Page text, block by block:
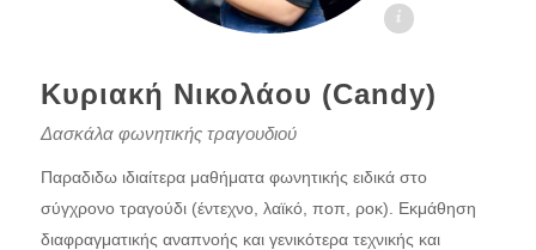
Κυριακή Νικολάου - daskaloi.gr
Κυριακή Νικολάου (Candy)
Δασκάλα φωνητικής τραγουδιού
Παραδιδω ιδιαίτερα μαθήματα φωνητικής ειδικά στο
σύγχρονο τραγούδι (έντεχνο, λαϊκό, ποπ, ροκ). Εκμάθηση
διαφραγματικής αναπνοής και γενικότερα τεχνικής και